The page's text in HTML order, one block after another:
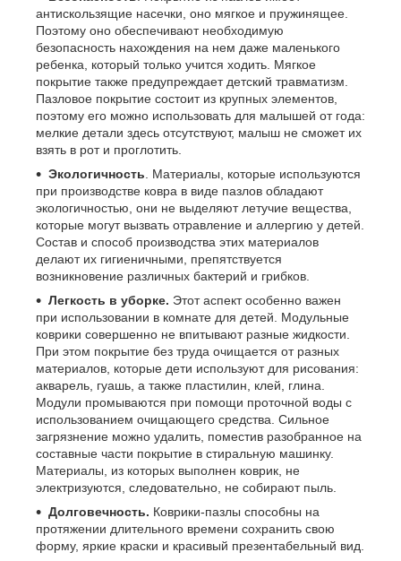
антискользящие насечки, оно мягкое и пружинящее.
Поэтому оно обеспечивают необходимую
безопасность нахождения на нем даже маленького
ребенка, который только учится ходить. Мягкое
покрытие также предупреждает детский травматизм.
Пазловое покрытие состоит из крупных элементов,
поэтому его можно использовать для малышей от года:
мелкие детали здесь отсутствуют, малыш не сможет их
взять в рот и проглотить.
Экологичность . Материалы, которые используются
при производстве ковра в виде пазлов обладают
экологичностью, они не выделяют летучие вещества,
которые могут вызвать отравление и аллергию у детей.
Состав и способ производства этих материалов
делают их гигиеничными, препятствуется
возникновение различных бактерий и грибков.
Легкость в уборке. Этот аспект особенно важен
при использовании в комнате для детей. Модульные
коврики совершенно не впитывают разные жидкости.
При этом покрытие без труда очищается от разных
материалов, которые дети используют для рисования:
акварель, гуашь, а также пластилин, клей, глина.
Модули промываются при помощи проточной воды с
использованием очищающего средства. Сильное
загрязнение можно удалить, поместив разобранное на
составные части покрытие в стиральную машинку.
Материалы, из которых выполнен коврик, не
электризуются, следовательно, не собирают пыль.
Долговечность. Коврики-пазлы способны на
протяжении длительного времени сохранить свою
форму, яркие краски и красивый презентабельный вид.